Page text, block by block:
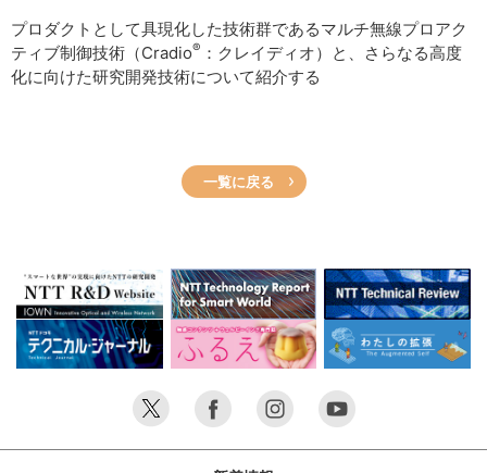
プロダクトとして具現化した技術群であるマルチ無線プロアク
ティブ制御技術（Cradio® ：クレイディオ）と、さらなる高度
化に向けた研究開発技術について紹介する
一覧に戻る